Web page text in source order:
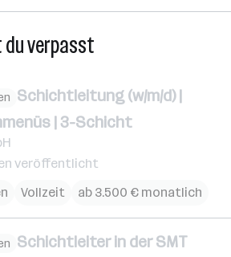
du verpasst
Schichtleitung (w/m/d) |
| 3-Schicht
veröffentlicht
Vollzeit ab 3.500 € monatlich
Schichtleiter in der SMT